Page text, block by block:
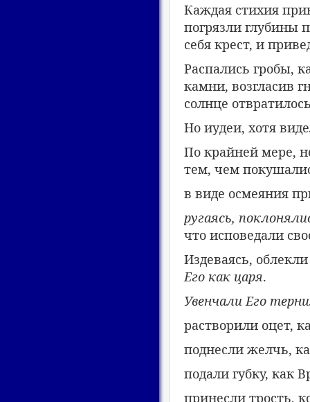
Каждая стихия
погрязли глубины
себя крест, и
Распались гробы,
камни, возгласив
солнце
Но иудеи, хотя
По крайней мере,
тем, чем
в виде осмеяния
ругаясь,
что исповедали
Издеваясь,
Его как царя.
Увенчали Его
растворили оцет,
поднесли желчь,
подали губку, как
принесли трость,